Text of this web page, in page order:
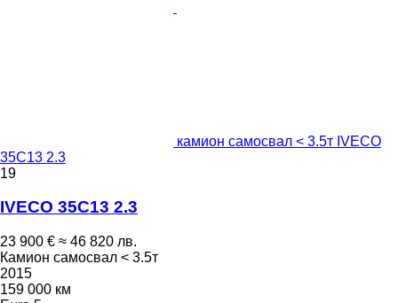
камион самосвал < 3.5т IVECO
35C13 2.3
19
IVECO 35C13 2.3
23 900 € ≈ 46 820 лв.
Камион самосвал < 3.5т
2015
159 000 км